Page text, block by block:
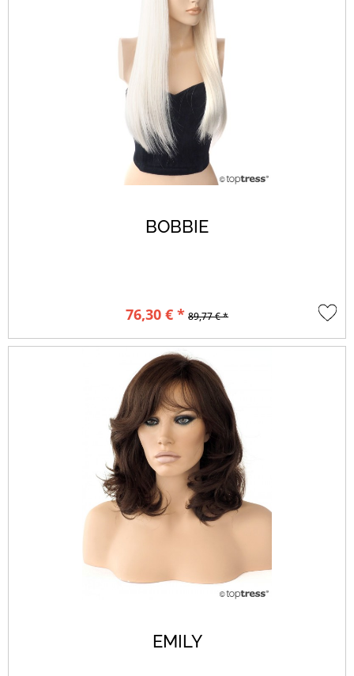
BOBBIE
76,30 € * 89,77 € *
EMILY